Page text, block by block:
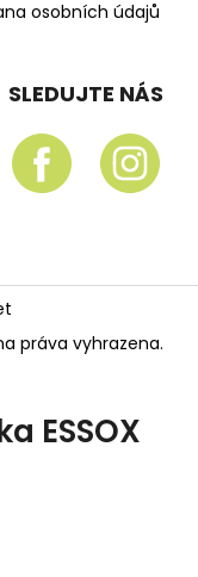
osobních údajů
SLEDUJTE NÁS
práva vyhrazena.
ESSOX